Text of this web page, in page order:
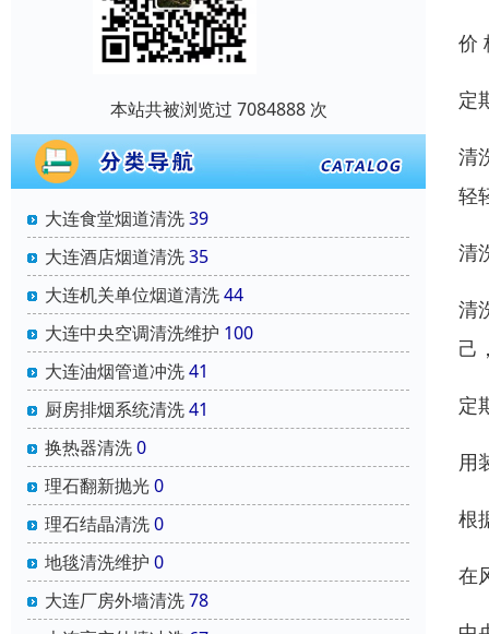
本站共被浏览过 7084888 次
大连食堂烟道清洗39
大连酒店烟道清洗35
大连机关单位烟道清洗44
大连中央空调清洗维护 100
大连油烟管道冲洗41
厨房排烟系统清洗41
换热器清洗0
理石翻新抛光0
理石结晶清洗0
地毯清洗维护 0
大连厂房外墙清洗78
价
定
清
轻
清
清
己
定
用
根
在